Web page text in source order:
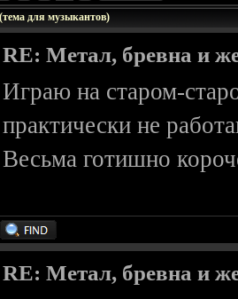
для музыкантов)
RE: Метал, бревна и
Играю на старом-
практически не
Весьма готишно
RE: Метал, бревна и